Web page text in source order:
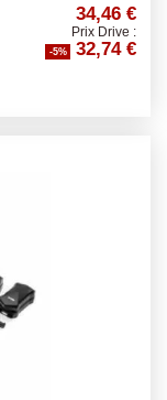
34,46 €
Prix Drive :
-5% 32,74 €